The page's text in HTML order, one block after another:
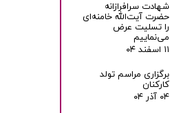
شهادت سرافرازانه
حضرت آیت‌الله خامنه‌ای
را تسلیت عرض
می‌نماییم
۱۱ اسفند ۰۴
برگزاری مراسم تولد
کارکنان
۰۴ آذر ۰۴